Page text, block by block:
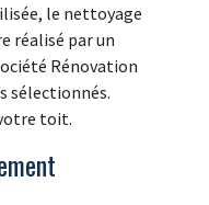
le nettoyage
réalisé par un
Rénovation
sélectionnés.
toit.